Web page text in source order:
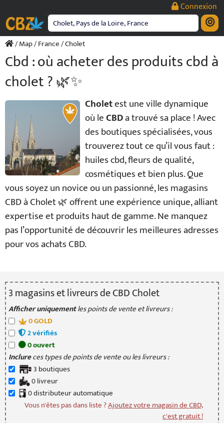
contenu
Connexion
/Map/France/ Cholet
Cbd : où acheter des produits cbd à
cholet ? 🌿✨
Choletest une ville dynamique
où leCBDa trouvé sa place ! Avec
des boutiques spécialisées, vous
trouverez tout ce qu’il vous faut :
huiles cbd, fleurs de qualité,
cosmétiques et bien plus. Que
vous soyez un novice ou un passionné, les magasins
CBD à Cholet 🌿 offrent une expérience unique, alliant
expertise et produits haut de gamme. Ne manquez
pas l’opportunité de découvrir les meilleures adresses
pour vos achats CBD.
3magasinset livreursde CBD Cholet
Afficher uniquementles points de vente et livreurs :
0GOLD
2vérifiés
0ouvert
Inclureces types de points de vente ou les livreurs :
3 boutiques
0livreur
0distributeurautomatique
Vous n'êtes pas dans liste ?Ajoutez votre magasin de CBD,
c'est gratuit !